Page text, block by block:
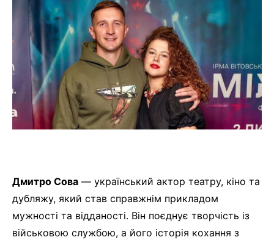
Дмитро Сова — український актор театру, кіно та
дубляжу, який став справжнім прикладом
мужності та відданості. Він поєднує творчість із
військовою службою, а його історія кохання з